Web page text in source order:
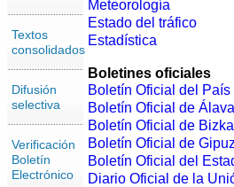
Textos
consolidados
Difusión
selectiva
Verificación
Boletín
Electrónico
Meteorología
Estado del tráfico
Estadística
Boletines oficiales
Boletín Oficial del País
Boletín Oficial de Álava
Boletín Oficial de
Boletín Oficial de
Boletín Oficial del
Diario Oficial de la